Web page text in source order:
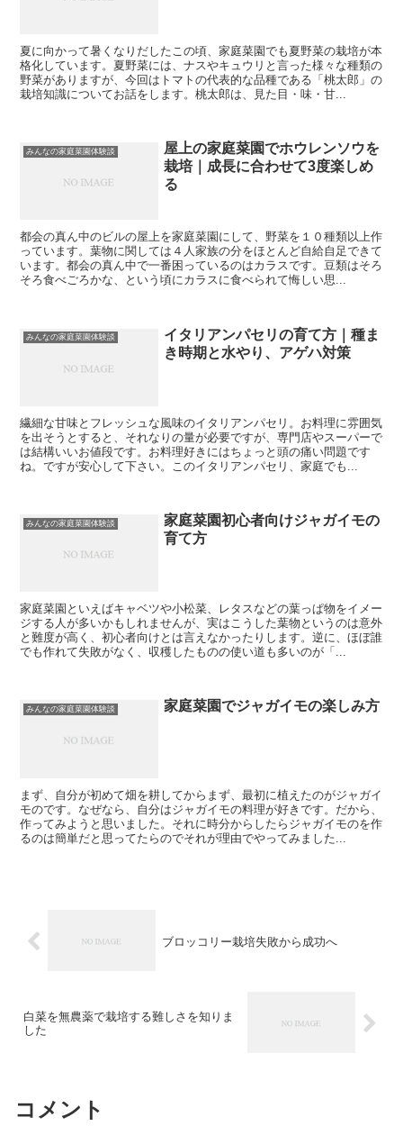
夏に向かって暑くなりだしたこの頃、家庭菜園でも夏野菜の栽培が本
格化しています。夏野菜には、ナスやキュウリと言った様々な種類の
野菜がありますが、今回はトマトの代表的な品種である「桃太郎」の
栽培知識についてお話をします。桃太郎は、見た目・味・甘...
みんなの家庭菜園体験談
屋上の家庭菜園でホウレンソウを
栽培｜成長に合わせて3度楽しめ
る
都会の真ん中のビルの屋上を家庭菜園にして、野菜を１０種類以上作
っています。葉物に関しては４人家族の分をほとんど自給自足できて
います。都会の真ん中で一番困っているのはカラスです。豆類はそろ
そろ食べごろかな、という頃にカラスに食べられて悔しい思...
みんなの家庭菜園体験談
イタリアンパセリの育て方｜種ま
き時期と水やり、アゲハ対策
繊細な甘味とフレッシュな風味のイタリアンパセリ。お料理に雰囲気
を出そうとすると、それなりの量が必要ですが、専門店やスーパーで
は結構いいお値段です。お料理好きにはちょっと頭の痛い問題です
ね。ですが安心して下さい。このイタリアンパセリ、家庭でも...
みんなの家庭菜園体験談
家庭菜園初心者向けジャガイモの
育て方
家庭菜園といえばキャベツや小松菜、レタスなどの葉っぱ物をイメー
ジする人が多いかもしれませんが、実はこうした葉物というのは意外
と難度が高く、初心者向けとは言えなかったりします。逆に、ほぼ誰
でも作れて失敗がなく、収穫したものの使い道も多いのが「...
みんなの家庭菜園体験談 家庭菜園でジャガイモの楽しみ方
まず、自分が初めて畑を耕してからまず、最初に植えたのがジャガイ
モのです。なぜなら、自分はジャガイモの料理が好きです。だから、
作ってみようと思いました。それに時分からしたらジャガイモのを作
るのは簡単だと思ってたらのでそれが理由でやってみました...
ブロッコリー栽培失敗から成功へ
白菜を無農薬で栽培する難しさを知りま
した
コメント